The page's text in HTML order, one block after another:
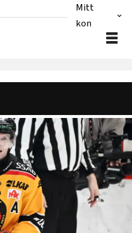
Mitt
konto